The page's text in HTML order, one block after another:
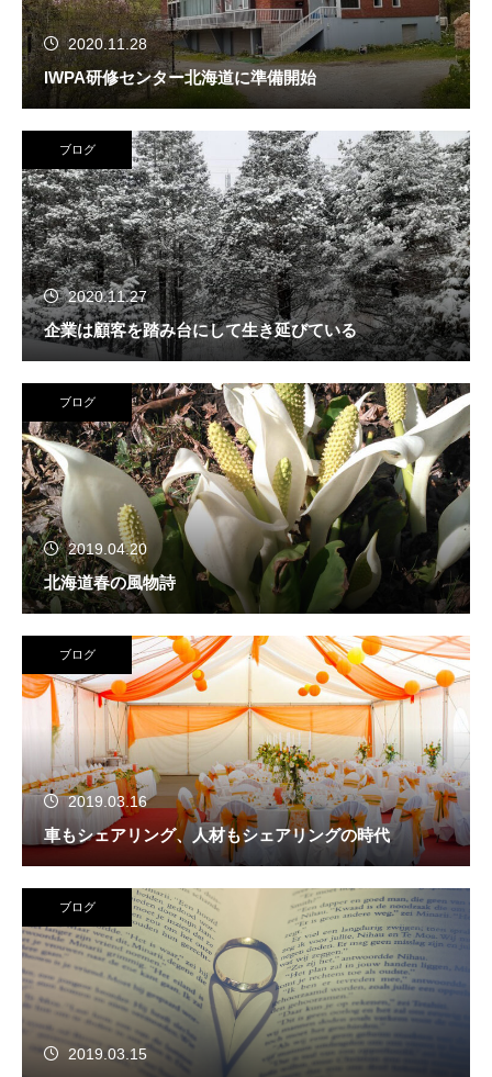
2020.11.28
IWPA研修センター北海道に準備開始
ブログ
2020.11.27
企業は顧客を踏み台にして生き延びている
ブログ
2019.04.20
北海道春の風物詩
ブログ
2019.03.16
車もシェアリング、人材もシェアリングの時代
ブログ
2019.03.15